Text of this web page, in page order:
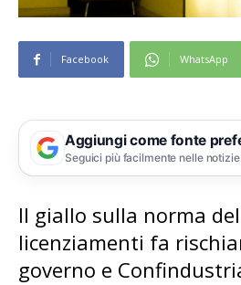
Facebook WhatsApp
Aggiungi come fonte
Seguici più facilmente nelle
Il giallo sulla norma
licenziamenti fa
governo e